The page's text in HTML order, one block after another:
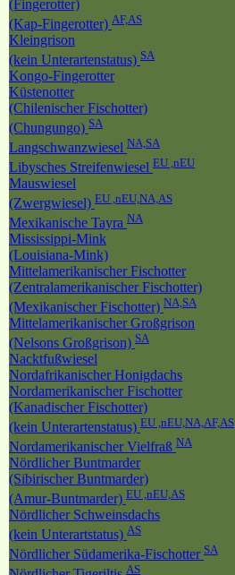
(Fingerotter)
(Kap-Fingerotter) AF,AS
Kleingrison
(kein Unterartenstatus) SA
Kongo-Fingerotter
Küstenotter
(Chilenischer Fischotter)
(Chungungo) SA
Langschwanzwiesel NA,SA
Libysches Streifenwiesel EU ,nEU
Mauswiesel
(Zwergwiesel) EU ,nEU,NA,AS
Mexikanische Tayra NA
Mississippi-Mink
(Louisiana-Mink)
Mittelamerikanischer Fischotter
(Zentralamerikanischer Fischotter)
(Mexikanischer Fischotter) NA,SA
Mittelamerikanischer Großgrison
(Nelsons Großgrison) SA
Nacktfußwiesel
Nordafrikanischer Honigdachs
Nordamerikanischer Fischotter
(Kanadischer Fischotter)
(kein Unterartenstatus) EU ,nEU,NA,AF,AS
Nordamerikanischer Vielfraß NA
Nördlicher Buntmarder
(Sibirischer Buntmarder)
(Amur-Buntmarder) EU ,nEU,AS
Nördlicher Schweinsdachs
(kein Unterartstatus) AS
Nördlicher Südamerika-Fischotter SA
AS